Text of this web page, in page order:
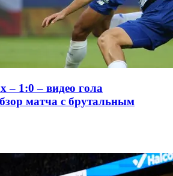
– 1:0 – видео гола
матча с брутальным